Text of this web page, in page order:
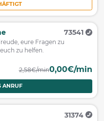
73541
eure Fragen zu
zu helfen.
2,58€/min0,00€/min
ANRUF
31374